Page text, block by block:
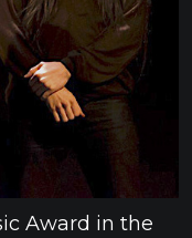
Award in the